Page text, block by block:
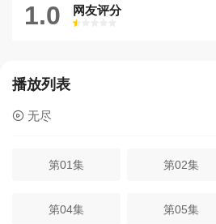
1.0 网友评分
很差
较差还行推荐力荐
播放列表
无尽
第01集 第02集
第04集 第05集